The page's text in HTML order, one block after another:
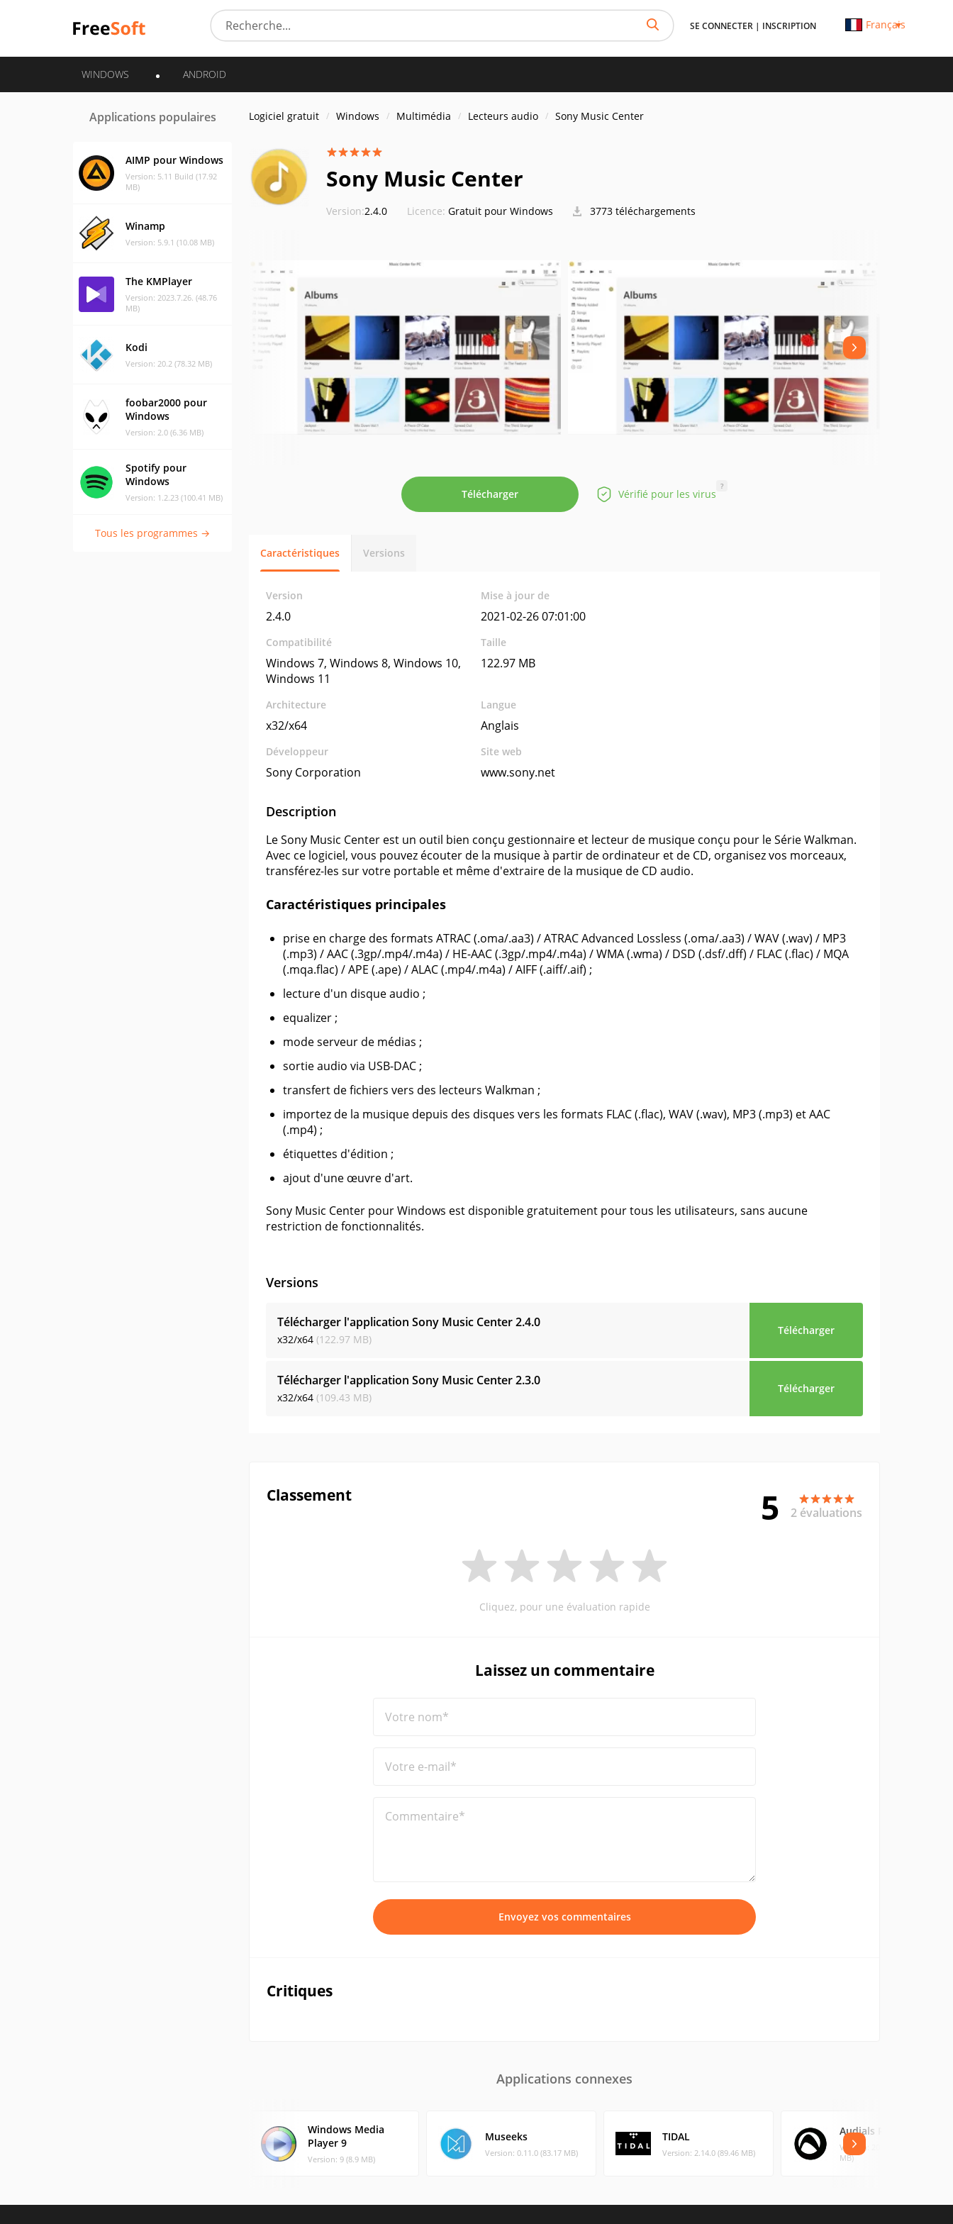
SE CONNECTER | INSCRIPTION Français
WINDOWS ANDROID
Applications populaires
AIMP pour Windows
Version: 5.11 Build (17.92
MB)
Winamp
Version: 5.9.1 (10.08 MB)
The KMPlayer
Version: 2023.7.26. (48.76
MB)
Kodi
Version: 20.2 (78.32 MB)
foobar2000 pour
Windows
Version: 2.0 (6.36 MB)
Spotify pour
Windows
Version: 1.2.23 (100.41 MB)
Tous les programmes →
Logiciel gratuit Windows Multimédia Lecteurs audio Sony Music Center
Sony Music Center
Version:2.4.0 Licence: Gratuit pour Windows 3773 téléchargements
Télécharger Vérifié pour les virus
?
Caractéristiques Versions
Version
2.4.0
Mise à jour de
2021-02-26 07:01:00
Compatibilité
Windows 7, Windows 8, Windows 10,
Windows 11
Taille
122.97 MB
Architecture
x32/x64
Langue
Anglais
Développeur
Sony Corporation
Site web
www.sony.net
Description
Le Sony Music Center est un outil bien conçu gestionnaire et lecteur de musique conçu pour le Série Walkman.
Avec ce logiciel, vous pouvez écouter de la musique à partir de ordinateur et de CD, organisez vos morceaux,
transférez-les sur votre portable et même d'extraire de la musique de CD audio.
Caractéristiques principales
prise en charge des formats ATRAC (.oma/.aa3) / ATRAC Advanced Lossless (.oma/.aa3) / WAV (.wav) / MP3
(.mp3) / AAC (.3gp/.mp4/.m4a) / HE-AAC (.3gp/.mp4/.m4a) / WMA (.wma) / DSD (.dsf/.dff) / FLAC (.flac) / MQA
(.mqa.flac) / APE (.ape) / ALAC (.mp4/.m4a) / AIFF (.aiff/.aif) ;
lecture d'un disque audio ;
equalizer ;
mode serveur de médias ;
sortie audio via USB-DAC ;
transfert de fichiers vers des lecteurs Walkman ;
importez de la musique depuis des disques vers les formats FLAC (.flac), WAV (.wav), MP3 (.mp3) et AAC
(.mp4) ;
étiquettes d'édition ;
ajout d'une œuvre d'art.
Sony Music Center pour Windows est disponible gratuitement pour tous les utilisateurs, sans aucune
restriction de fonctionnalités.
Versions
Télécharger l'application Sony Music Center2.4.0
x32/x64 (122.97 MB)
Télécharger
Télécharger l'application Sony Music Center2.3.0
x32/x64 (109.43 MB)
Télécharger
Classement 5 2 évaluations
Cliquez, pour une évaluation rapide
Laissez un commentaire
Votre nom*
Votre e-mail*
Commentaire*
Envoyez vos commentaires
Critiques
Applications connexes
Windows Media
Player 9
Version: 9 (8.9 MB)
Museeks
Version: 0.11.0 (83.17 MB)
TIDAL
Version: 2.14.0 (89.46 MB)
Audials Radio
Version: 2022.0.8 (112.42
MB)